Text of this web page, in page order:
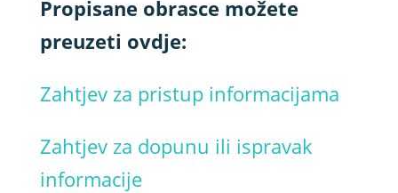
Propisane obrasce možete
preuzeti ovdje:
Zahtjev za pristup informacijama
Zahtjev za dopunu ili ispravak
informacije